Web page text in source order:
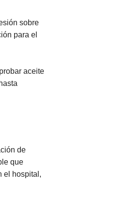
sobre
para el
aceite
de
que
el hospital,